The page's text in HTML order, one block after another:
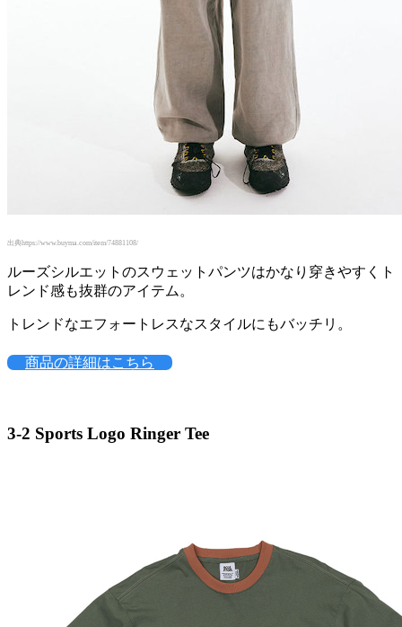
出典https://www.buyma.com/item/74881108/
ルーズシルエットのスウェットパンツはかなり穿きやすくト
レンド感も抜群のアイテム。
トレンドなエフォートレスなスタイルにもバッチリ。
商品の詳細はこちら
3-2 Sports Logo Ringer Tee